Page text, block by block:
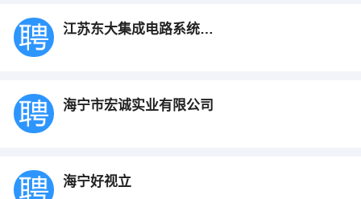
江苏东大集成电路系统工程技术有限公司
海宁市宏诚实业有限公司
海宁好视立